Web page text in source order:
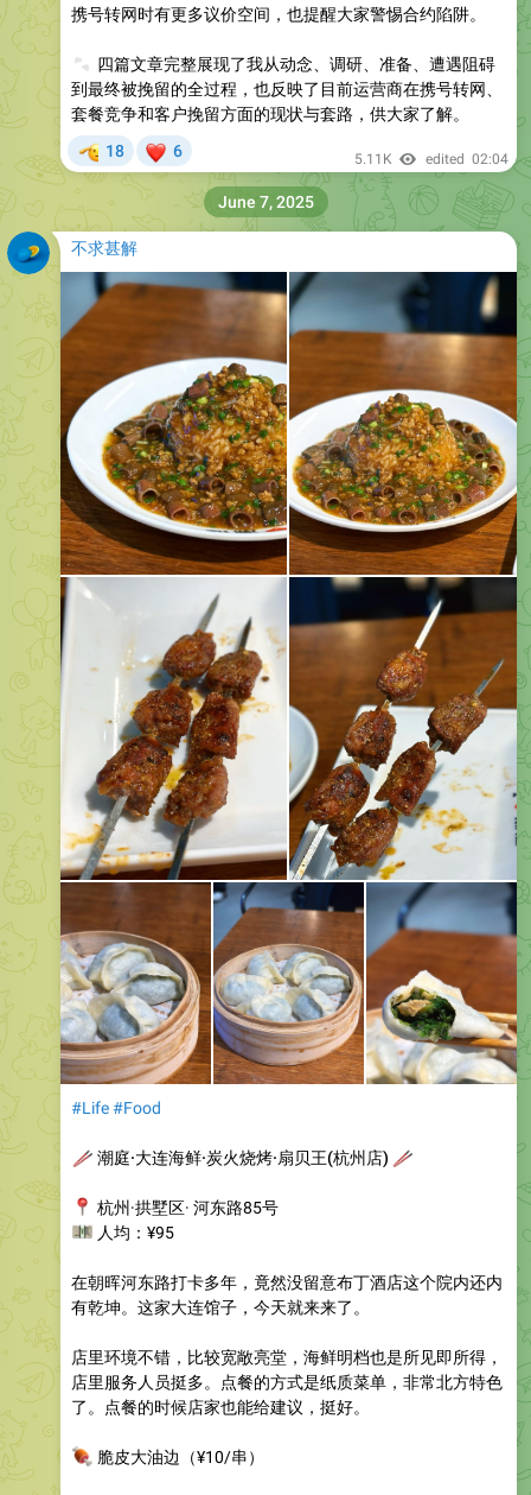
携号转网时有更多议价空间，也提醒大家警惕合约陷阱。
四篇文章完整展现了我从动念、调研、准备、遭遇阻碍
到最终被挽留的全过程，也反映了目前运营商在携号转网、
套餐竞争和客户挽留方面的现状与套路，供大家了解。
18 6 5.11K edited 02:04
不求甚解
#Life#Food
潮庭·大连海鲜·炭火烧烤·扇贝王(杭州店)
🥢
杭州·拱墅区· 河东路85号
人均：¥95
在朝晖河东路打卡多年，竟然没留意布丁酒店这个院内还内
有乾坤。这家大连馆子，今天就来来了。
店里环境不错，比较宽敞亮堂，海鲜明档也是所见即所得，
店里服务人员挺多。点餐的方式是纸质菜单，非常北方特色
了。点餐的时候店家也能给建议，挺好。
脆皮大油边 （¥10/串）
June 7, 2025